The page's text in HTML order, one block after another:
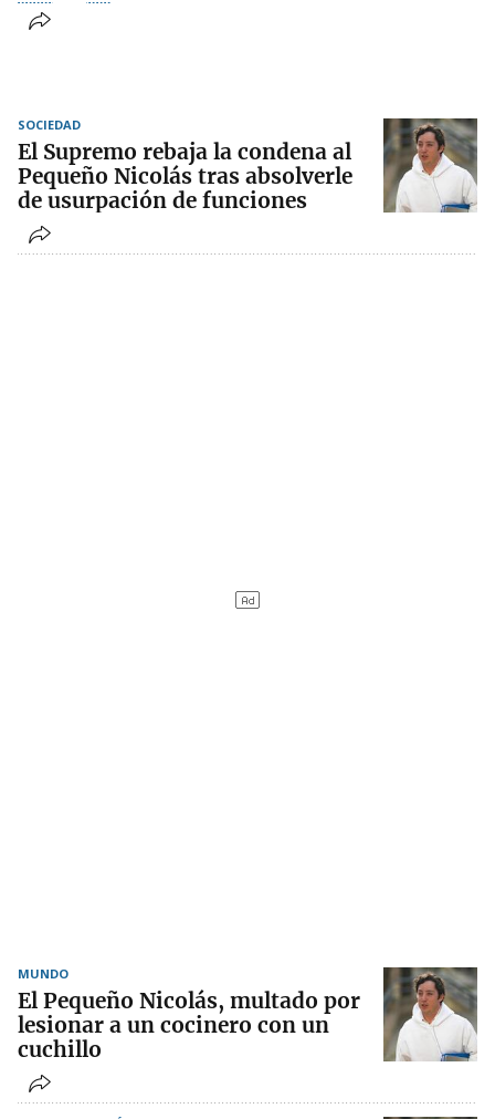
SOCIEDAD
El Supremo rebaja la condena al
Pequeño Nicolás tras absolverle
de usurpación de funciones
MUNDO
El Pequeño Nicolás, multado por
lesionar a un cocinero con un
cuchillo